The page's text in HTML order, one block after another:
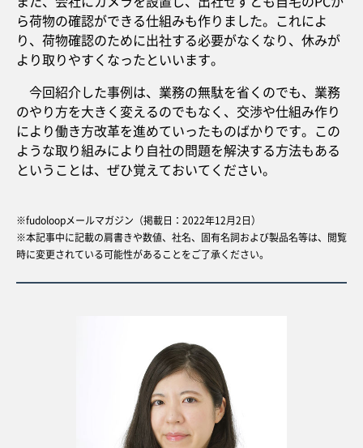
ら荷物の確認ができる仕組みも作りました。これによ
り、荷物確認のために出社する必要がなくなり、休みが
より取りやすくなったといいます。
今回紹介した事例は、業務の無駄を省くのでも、業務
のやり方を大きく変えるのでもなく、交渉や仕組み作り
により働き方改革を進めていったものばかりです。この
ような取り組みにより自社の問題を解決する方法もある
ということは、ぜひ覚えておいてください。
※fudoloopメールマガジン（掲載日：2022年12月2日）
※本記事中に記載の肩書きや数値、社名、固有名詞および製品名等は、閲覧
時に変更されている可能性があることをご了承ください。